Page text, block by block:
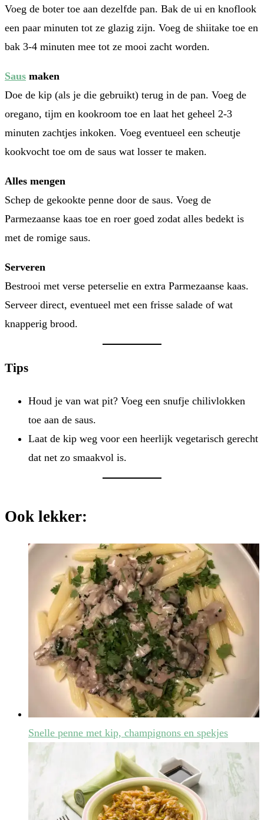
Voeg de boter toe aan dezelfde pan. Bak de ui en knoflook
een paar minuten tot ze glazig zijn. Voeg de shiitake toe en
bak 3-4 minuten mee tot ze mooi zacht worden.
Saus maken
Doe de kip (als je die gebruikt) terug in de pan. Voeg de
oregano, tijm en kookroom toe en laat het geheel 2-3
minuten zachtjes inkoken. Voeg eventueel een scheutje
kookvocht toe om de saus wat losser te maken.
Alles mengen
Schep de gekookte penne door de saus. Voeg de
Parmezaanse kaas toe en roer goed zodat alles bedekt is
met de romige saus.
Serveren
Bestrooi met verse peterselie en extra Parmezaanse kaas.
Serveer direct, eventueel met een frisse salade of wat
knapperig brood.
Tips
Houd je van wat pit? Voeg een snufje chilivlokken
toe aan de saus.
Laat de kip weg voor een heerlijk vegetarisch gerecht
dat net zo smaakvol is.
Ook lekker:
Snelle penne met kip, champignons en spekjes